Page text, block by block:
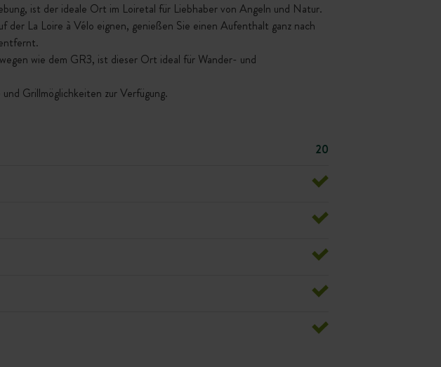
ist der ideale Ort im Loiretal für Liebhaber von Angeln und Natur.
La Loire à Vélo eignen, genießen Sie einen Aufenthalt ganz nach
wie dem GR3, ist dieser Ort ideal für Wander- und
Grillmöglichkeiten zur Verfügung.
20